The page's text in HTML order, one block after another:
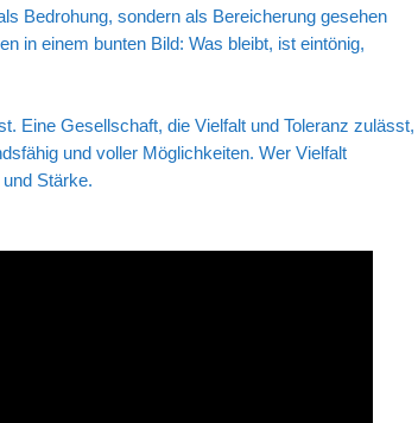
Bedrohung, sondern als Bereicherung gesehen
in einem bunten Bild: Was bleibt, ist eintönig,
Eine Gesellschaft, die Vielfalt und Toleranz zulässt,
und voller Möglichkeiten. Wer Vielfalt
Stärke.